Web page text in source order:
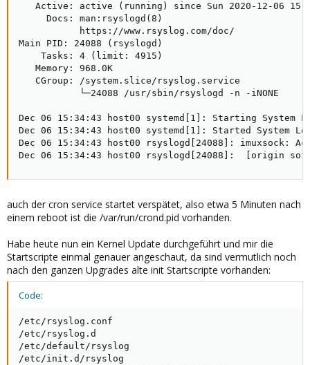
Active: active (running) since Sun 2020-12-06
     Docs: man:rsyslogd(8)
           https://www.rsyslog.com/doc/
Main PID: 24088 (rsyslogd)
    Tasks: 4 (limit: 4915)
   Memory: 968.0K
   CGroup: /system.slice/rsyslog.service
           └─24088 /usr/sbin/rsyslogd -n -iNONE
Dec 06 15:34:43 host00 systemd[1]: Starting System
Dec 06 15:34:43 host00 systemd[1]: Started System
Dec 06 15:34:43 host00 rsyslogd[24088]: imuxsock:
Dec 06 15:34:43 host00 rsyslogd[24088]:  [origin
auch der cron service startet verspätet, also etwa 5 Minuten nach
einem reboot ist die /var/run/crond.pid vorhanden.
Habe heute nun ein Kernel Update durchgeführt und mir die
Startscripte einmal genauer angeschaut, da sind vermutlich noch
nach den ganzen Upgrades alte init Startscripte vorhanden:
Code:
/etc/rsyslog.conf
/etc/rsyslog.d
/etc/default/rsyslog
/etc/init.d/rsyslog